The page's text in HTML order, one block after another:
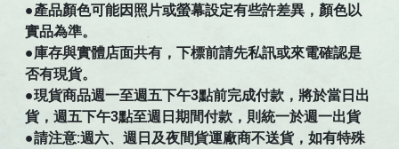
●產品顏色可能因照片或螢幕設定有些許差異，顏色以
實品為準。
●庫存與實體店面共有，下標前請先私訊或來電確認是
否有現貨。
●現貨商品週一至週五下午3點前完成付款，將於當日出
貨，週五下午3點至週日期間付款，則統一於週一出貨
●請注意:週六、週日及夜間貨運廠商不送貨，如有特殊